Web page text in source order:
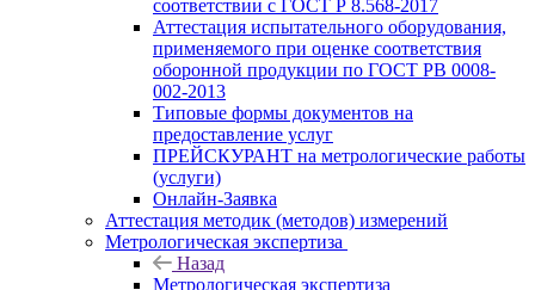
соответствии с ГОСТ Р 8.568-2017
Аттестация испытательного оборудования,
применяемого при оценке соответствия
оборонной продукции по ГОСТ РВ 0008-
002-2013
Типовые формы документов на
предоставление услуг
ПРЕЙСКУРАНТ на метрологические работы
(услуги)
Онлайн-Заявка
Аттестация методик (методов) измерений
Метрологическая экспертиза
Назад
Метрологическая экспертиза